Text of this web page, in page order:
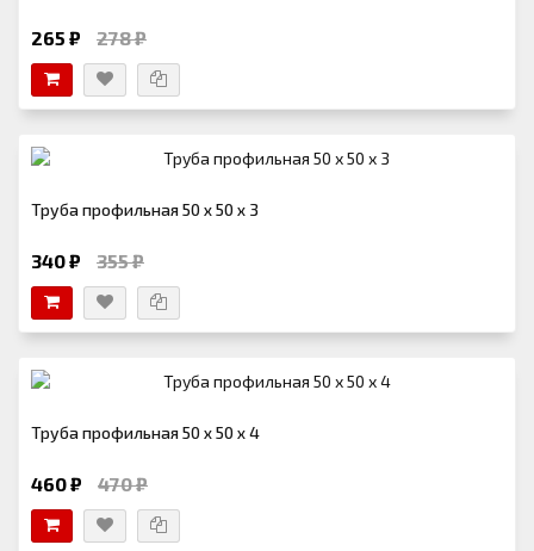
265 ₽ 278 ₽
Труба профильная 50 х 50 х 3
340 ₽ 355 ₽
Труба профильная 50 х 50 х 4
460 ₽ 470 ₽